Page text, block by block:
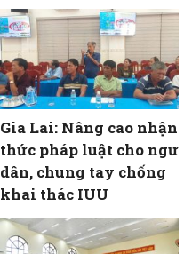
Gia Lai: Nâng cao nhận
thức pháp luật cho ngư
dân, chung tay chống
khai thác IUU